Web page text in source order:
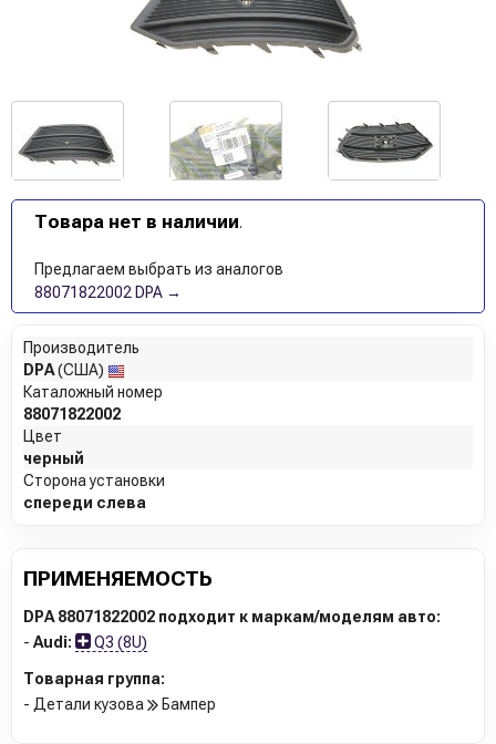
Товара нет в наличии.
Предлагаем выбрать из аналогов
88071822002 DPA →
Производитель
DPA(США)
Каталожный номер
88071822002
Цвет
черный
Сторона установки
спереди слева
ПРИМЕНЯЕМОСТЬ
DPA 88071822002 подходит к маркам/моделям авто:
- Audi: Q3 (8U)
Товарная группа:
- Детали кузова
Бампер